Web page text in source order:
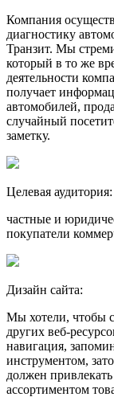
Компания
диагностику
Транзит. Мы
который в то же
деятельности
получает
автомобилей,
случайный
заметку.
Целевая аудитория:
частные и
покупатели
Дизайн сайта:
Мы хотели, чтобы
других веб-
навигация,
инструментом,
должен
ассортиментом